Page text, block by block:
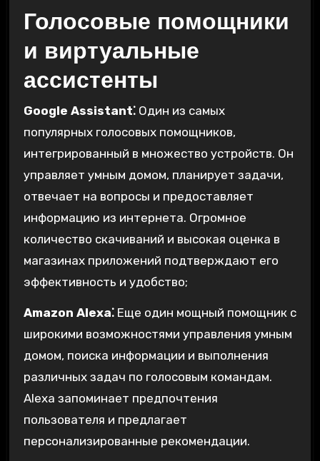
Голосовые помощники
и виртуальные
ассистенты
Google Assistant⁚Один из самых
популярных голосовых помощников,
интегрированный в множество устройств. Он
управляет умным домом, планирует задачи,
отвечает на вопросы и предоставляет
информацию из интернета. Огромное
количество скачиваний и высокая оценка в
магазинах приложений подтверждают его
эффективность и удобство;
Amazon Alexa⁚Еще один мощный помощник с
широкими возможностями управления умным
домом, поиска информации и выполнения
различных задач по голосовым командам.
Alexa запоминает предпочтения
пользователя и предлагает
персонализированные рекомендации.